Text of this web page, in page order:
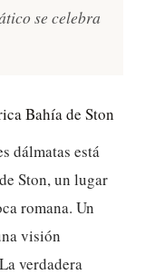
se celebra
Bahía de Ston
dálmatas está
Ston, un lugar
romana. Un
visión
La verdadera